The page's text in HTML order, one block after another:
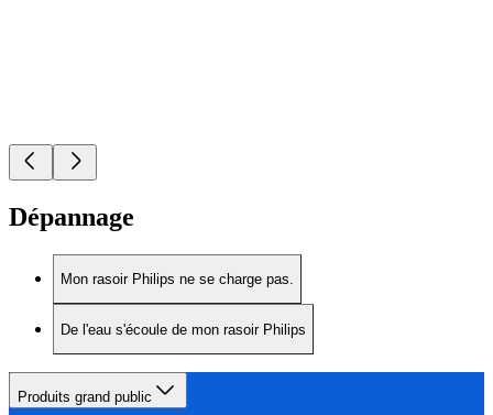
Dépannage
Mon rasoir Philips ne se charge pas.
De l'eau s'écoule de mon rasoir Philips
Produits grand public